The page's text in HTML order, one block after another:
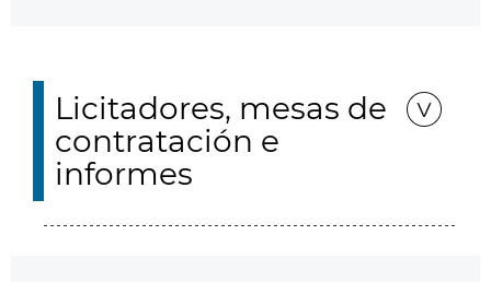
Licitadores, mesas de
contratación e
informes